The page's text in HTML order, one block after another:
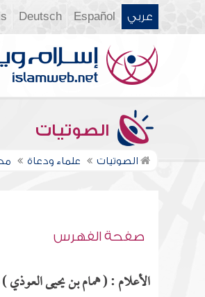
عربي Español
Deutsch
الصوتيات
الصوتيات علماء ودعاة
صفحة الفهرس
الأعلام : ( همام بن يحيى العوذي )